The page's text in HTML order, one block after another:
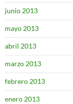
junio 2013
mayo 2013
abril 2013
marzo 2013
febrero 2013
enero 2013